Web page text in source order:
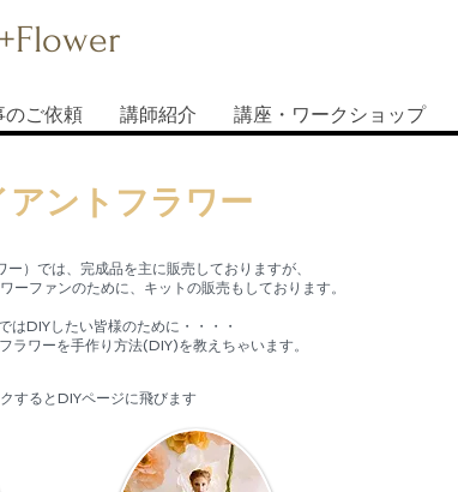
のご依頼 講師紹介 講座・ワークショップ
ントフラワー
）では、完成品を主に販売しておりますが、
ーファンのために、キットの販売もしております。
はDIYしたい皆様のために・・・・
ラワーを手作り方法(DIY)を教えちゃいます。
するとDIYページに飛びます